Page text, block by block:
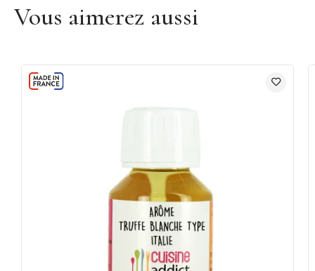
Vous aimerez aussi